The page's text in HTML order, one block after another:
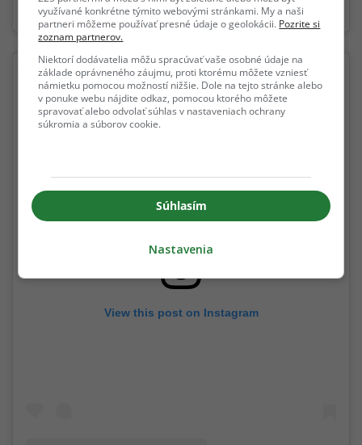
View this post on Instagram
využívané konkrétne týmito webovými stránkami. My a naši
partneri môžeme používať presné údaje o geolokácii. Pozrite si
zoznam partnerov.
Niektorí dodávatelia môžu spracúvať vaše osobné údaje na
základe oprávneného záujmu, proti ktorému môžete vzniesť
námietku pomocou možností nižšie. Dole na tejto stránke alebo
v ponuke webu nájdite odkaz, pomocou ktorého môžete
spravovať alebo odvolať súhlas v nastaveniach ochrany
súkromia a súborov cookie.
Súhlasím
Nastavenia